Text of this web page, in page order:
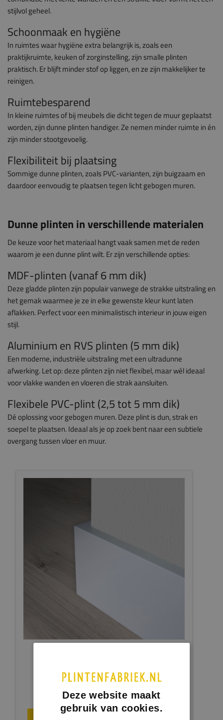
stijlvol geheel.
Schoonmaak en hygiëne
In ruimtes waar hygiëne extra belangrijk is, zoals een
praktijkruimte, keuken of zorginstelling, zijn smalle plinten
praktisch. Er blijft minder stof op liggen, en ze zijn makkelijker te
reinigen.
Ruimtebesparend
In kleine ruimtes of bij meubels die dicht tegen de muur geplaatst
worden, zijn dunne plinten handiger. Ze nemen minder ruimte in én
zijn minder stootgevoelig.
Flexibiliteit bij plaatsing
Sommige dunne plinten, zoals PVC-varianten, zijn buigzaam en
daardoor eenvoudig te plaatsen tegen licht gebogen muren.
Dunne plinten in verschillende materialen
De keuze voor het materiaal hangt vaak samen met de reden
waarom je een dunne plint wilt. Er zijn verschillende opties:
MDF-plinten (vanaf 6 mm dik)
Deze gladde plinten zijn populair vanwege de strakke uitstraling en
het gemak waarmee je ze in elke gewenste kleur kunt laten
aflakken. Perfect voor een minimalistisch interieur in jouw eigen
stijl.
Aluminium en RVS plinten (5 mm dik)
Een moderne, industriële uitstraling met een ultradunne
afwerking. Let op: deze plinten zijn niet flexibel, maar wél ideaal
voor vlakke wanden en vloeren die strak aansluiten.
Flexibele PVC-plint (2,5 tot 5 mm dik)
Dé oplossing voor gebogen muren. Deze plint is dun, strak en
soepel te plaatsen. Ideaal als je op zoek bent naar een subtiele
overgang tussen vloer en muur.
€ 5,08
Deze website maakt
gebruik van cookies.